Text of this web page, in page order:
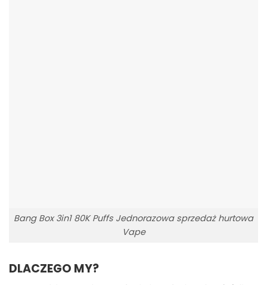
Bang Box 3in1 80K Puffs Jednorazowa sprzedaż hurtowa
Vape
DLACZEGO MY?